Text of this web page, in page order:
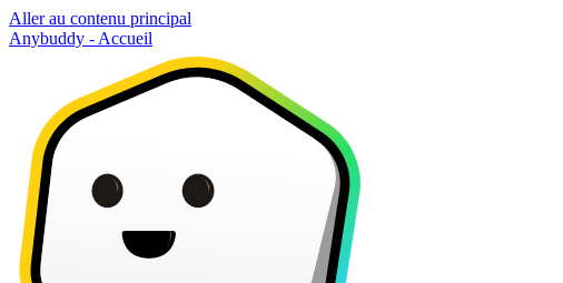
Aller au contenu principal
Anybuddy - Accueil